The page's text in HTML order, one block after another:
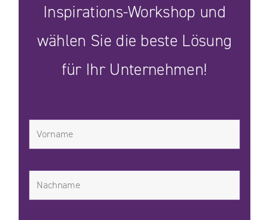
Inspirations-Workshop und
wählen Sie die beste Lösung
für Ihr Unternehmen!